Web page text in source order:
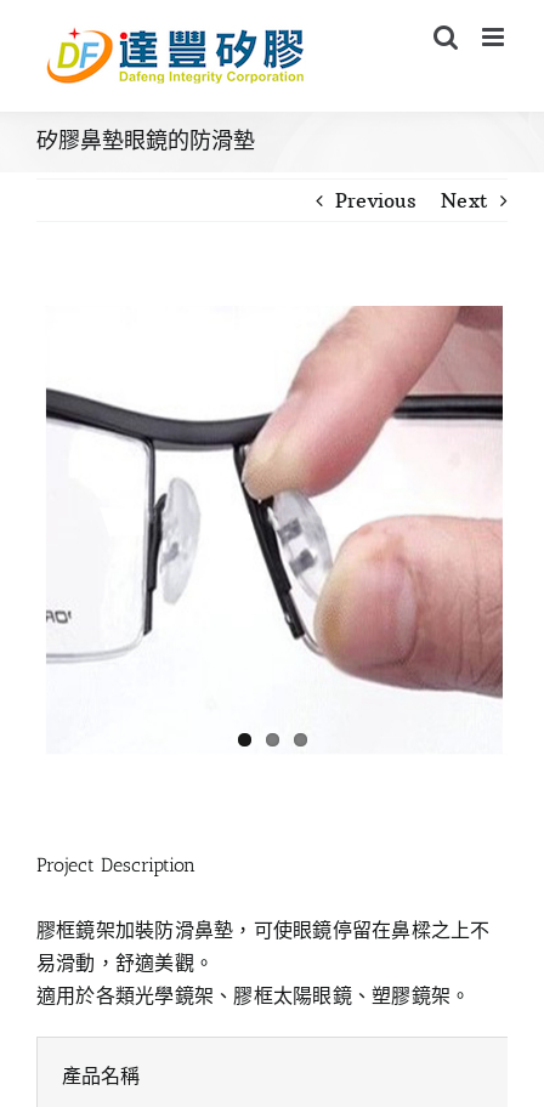
content
矽膠鼻墊眼鏡的防滑墊
Previous Next
Project Description
膠框鏡架加裝防滑鼻墊，可使眼鏡停留在鼻樑之上不
易滑動，舒適美觀。
適用於各類光學鏡架、膠框太陽眼鏡、塑膠鏡架。
產品名稱